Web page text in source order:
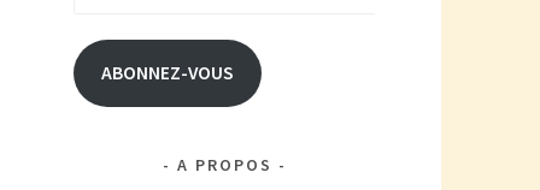
mail
ABONNEZ-VOUS
A PROPOS